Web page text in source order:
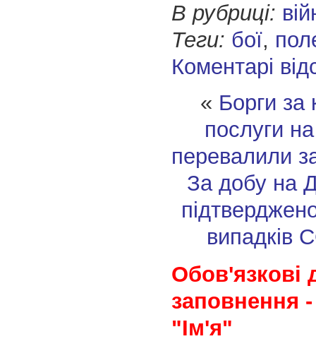
В рубриці:
Теги: бої,
Коментарі
« Борги за
послуги
перевалили
За добу на
випадків
Обов'язкові
заповнення
"Ім'я"